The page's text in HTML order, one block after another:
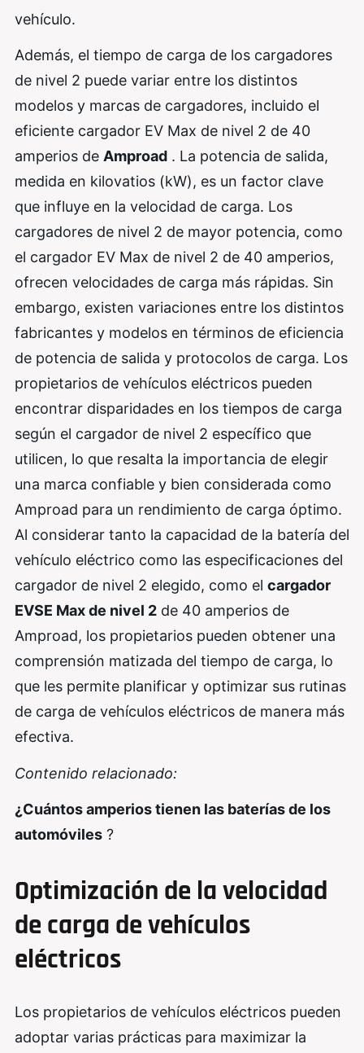
vehículo.
Además, el tiempo de carga de los cargadores
de nivel 2 puede variar entre los distintos
modelos y marcas de cargadores, incluido el
eficiente cargador EV Max de nivel 2 de 40
amperios de Amproad . La potencia de salida,
medida en kilovatios (kW), es un factor clave
que influye en la velocidad de carga. Los
cargadores de nivel 2 de mayor potencia, como
el cargador EV Max de nivel 2 de 40 amperios,
ofrecen velocidades de carga más rápidas. Sin
embargo, existen variaciones entre los distintos
fabricantes y modelos en términos de eficiencia
de potencia de salida y protocolos de carga. Los
propietarios de vehículos eléctricos pueden
encontrar disparidades en los tiempos de carga
según el cargador de nivel 2 específico que
utilicen, lo que resalta la importancia de elegir
una marca confiable y bien considerada como
Amproad para un rendimiento de carga óptimo.
Al considerar tanto la capacidad de la batería del
vehículo eléctrico como las especificaciones del
cargador de nivel 2 elegido, como el cargador
EVSE Max de nivel 2 de 40 amperios de
Amproad, los propietarios pueden obtener una
comprensión matizada del tiempo de carga, lo
que les permite planificar y optimizar sus rutinas
de carga de vehículos eléctricos de manera más
efectiva.
Contenido relacionado:
¿Cuántos amperios tienen las baterías de los
automóviles ?
Optimización de la velocidad
de carga de vehículos
eléctricos
Los propietarios de vehículos eléctricos pueden
adoptar varias prácticas para maximizar la